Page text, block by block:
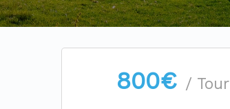
800€ / Tour